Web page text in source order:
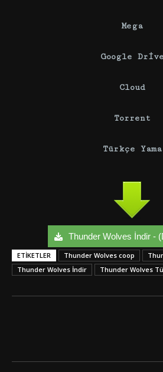
Mega
Google Drive
Cloud
Torrent
Türkçe Yama
Thunder Wolves İndir -
ETIKETLER Thunder Wolves coop
Thunder Wolves İndir
Thunder Wolves